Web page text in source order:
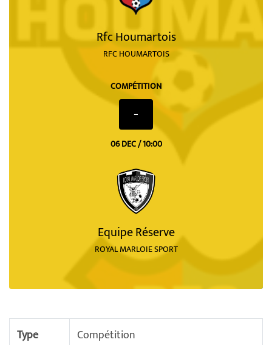
Rfc Houmartois
RFC HOUMARTOIS
COMPÉTITION
-
06 DEC / 10:00
Equipe Réserve
ROYAL MARLOIE SPORT
Type
Compétition